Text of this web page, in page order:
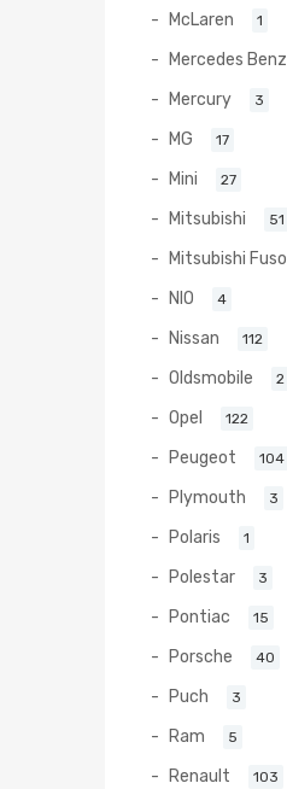
McLaren 1
Mercedes Benz
Mercury 3
MG 17
Mini 27
Mitsubishi 51
Mitsubishi Fuso
NIO 4
Nissan 112
Oldsmobile 2
Opel 122
Peugeot 104
Plymouth 3
Polaris 1
Polestar 3
Pontiac 15
Porsche 40
Puch 3
Ram 5
Renault 103